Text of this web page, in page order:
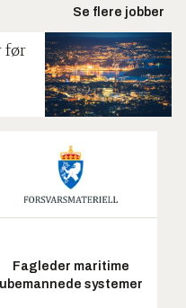
Se flere jobber
før
Fagleder maritime
ubemannede systemer